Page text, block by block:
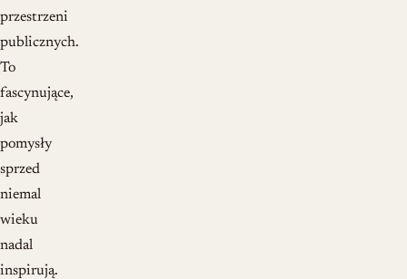
przestrzeni
publicznych.
To
fascynujące,
jak
pomysły
sprzed
niemal
wieku
nadal
inspirują.